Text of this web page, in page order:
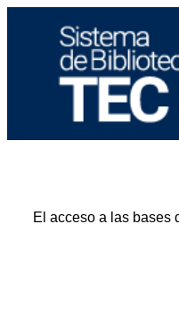
El acceso a las bases